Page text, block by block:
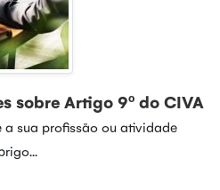
sobre Artigo 9º do CIVA
a sua profissão ou atividade